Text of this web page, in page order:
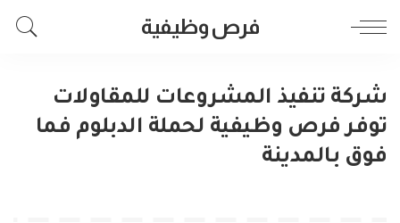
فرص وظيفية
شركة تنفيذ المشروعات للمقاولات
توفر فرص وظيفية لحملة الدبلوم فما
فوق بالمدينة